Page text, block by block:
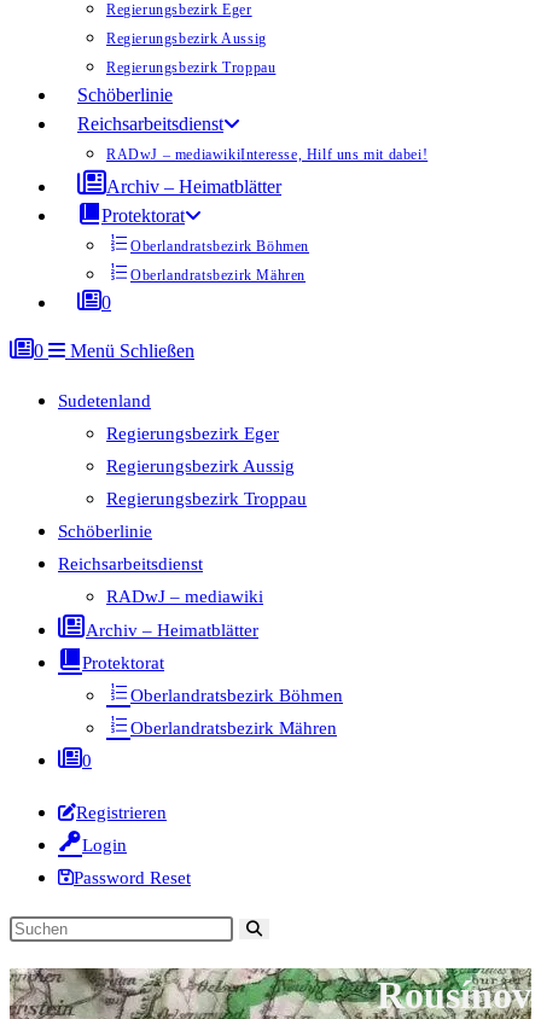
Regierungsbezirk Eger
Regierungsbezirk Aussig
Regierungsbezirk Troppau
Schöberlinie
Reichsarbeitsdienst
RADwJ – mediawikiInteresse, Hilf uns mit dabei!
Archiv – Heimatblätter
Protektorat
Oberlandratsbezirk Böhmen
Oberlandratsbezirk Mähren
0
0 Menü Schließen
Sudetenland
Regierungsbezirk Eger
Regierungsbezirk Aussig
Regierungsbezirk Troppau
Schöberlinie
Reichsarbeitsdienst
RADwJ – mediawiki
Archiv – Heimatblätter
Protektorat
Oberlandratsbezirk Böhmen
Oberlandratsbezirk Mähren
0
Registrieren
Login
Password Reset
Diese
durchsuchen
Rousínov